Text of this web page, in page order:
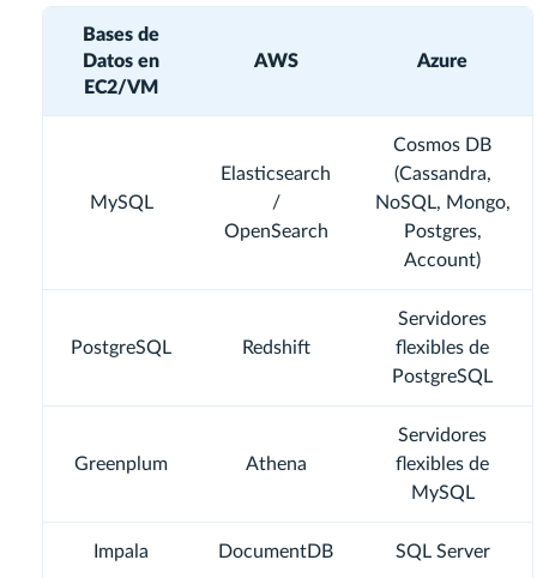
Bases de
Datos en
EC2/VM
AWS Azure
MySQL
Elasticsearch
/
OpenSearch
Cosmos DB
(Cassandra,
NoSQL, Mongo,
Postgres,
Account)
PostgreSQL Redshift
Servidores
flexibles de
PostgreSQL
Greenplum Athena
Servidores
flexibles de
MySQL
Impala DocumentDB SQL Server